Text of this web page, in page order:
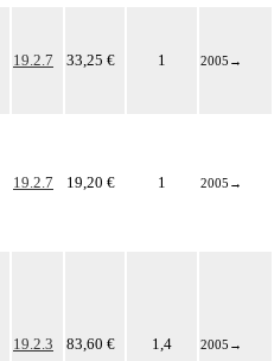
19.2.7 33,25 € 1 2005 →
19.2.7 19,20 € 1 2005 →
19.2.3 83,60 € 1,4 2005 →